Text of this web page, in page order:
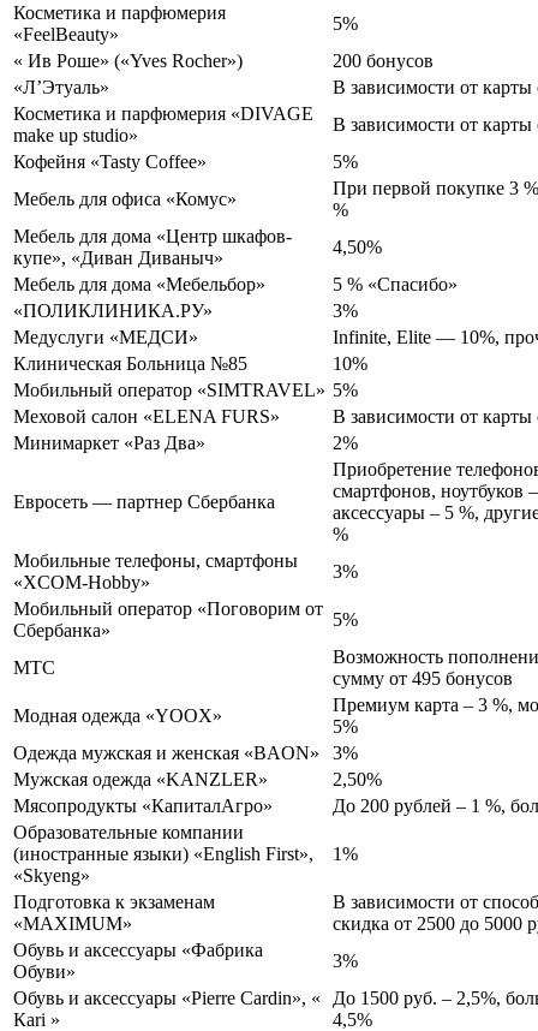
Косметика и парфюмерия
«FeelBeauty»
5%
« Ив Роше» («Yves Rocher»)
200 бонусов
«Л’Этуаль»
В зависимости от карты
Косметика и парфюмерия «DIVAGE
make up studio»
В зависимости от карты
Кофейня «Tasty Coffee»
5%
Мебель для офиса «Комус»
При первой покупке 3
%
Мебель для дома «Центр шкафов-
купе», «Диван Диваныч»
4,50%
Мебель для дома «Мебельбор»
5 % «Спасибо»
«ПОЛИКЛИНИКА.РУ»
3%
Медуслуги «МЕДСИ»
Infinite, Elite — 10%,
Клиническая Больница №85
10%
Мобильный оператор «SIMTRAVEL» 5%
Меховой салон «ELENA FURS»
В зависимости от карты
Минимаркет «Раз Два»
2%
Евросеть — партнер Сбербанка
Приобретение
смартфонов, ноутбуков
аксессуары – 5 %,
%
Мобильные телефоны, смартфоны
«XCOM-Hobby»
3%
Мобильный оператор «Поговорим от
Сбербанка»
5%
МТС
Возможность
сумму от 495 бонусов
Модная одежда «YOOX»
Премиум карта – 3 %,
5%
Одежда мужская и женская «BAON»
3%
Мужская одежда «KANZLER»
2,50%
Мясопродукты «КапиталАгро»
До 200 рублей – 1 %,
Образовательные компании
(иностранные языки) «English First»,
«Skyeng»
1%
Подготовка к экзаменам
«MAXIMUM»
В зависимости от
скидка от 2500 до 5000
Обувь и аксессуары «Фабрика
Обуви»
3%
Обувь и аксессуары «Pierre Cardin», «
Кari »
До 1500 руб. – 2,5%,
4,5%